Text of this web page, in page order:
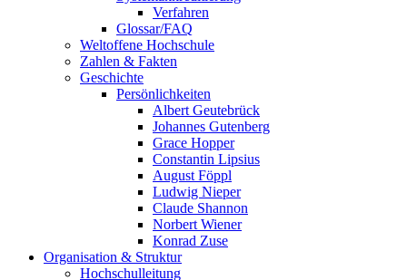
Verfahren
Glossar/FAQ
Weltoffene Hochschule
Zahlen & Fakten
Geschichte
Persönlichkeiten
Albert Geutebrück
Johannes Gutenberg
Grace Hopper
Constantin Lipsius
August Föppl
Ludwig Nieper
Claude Shannon
Norbert Wiener
Konrad Zuse
Organisation & Struktur
Hochschulleitung